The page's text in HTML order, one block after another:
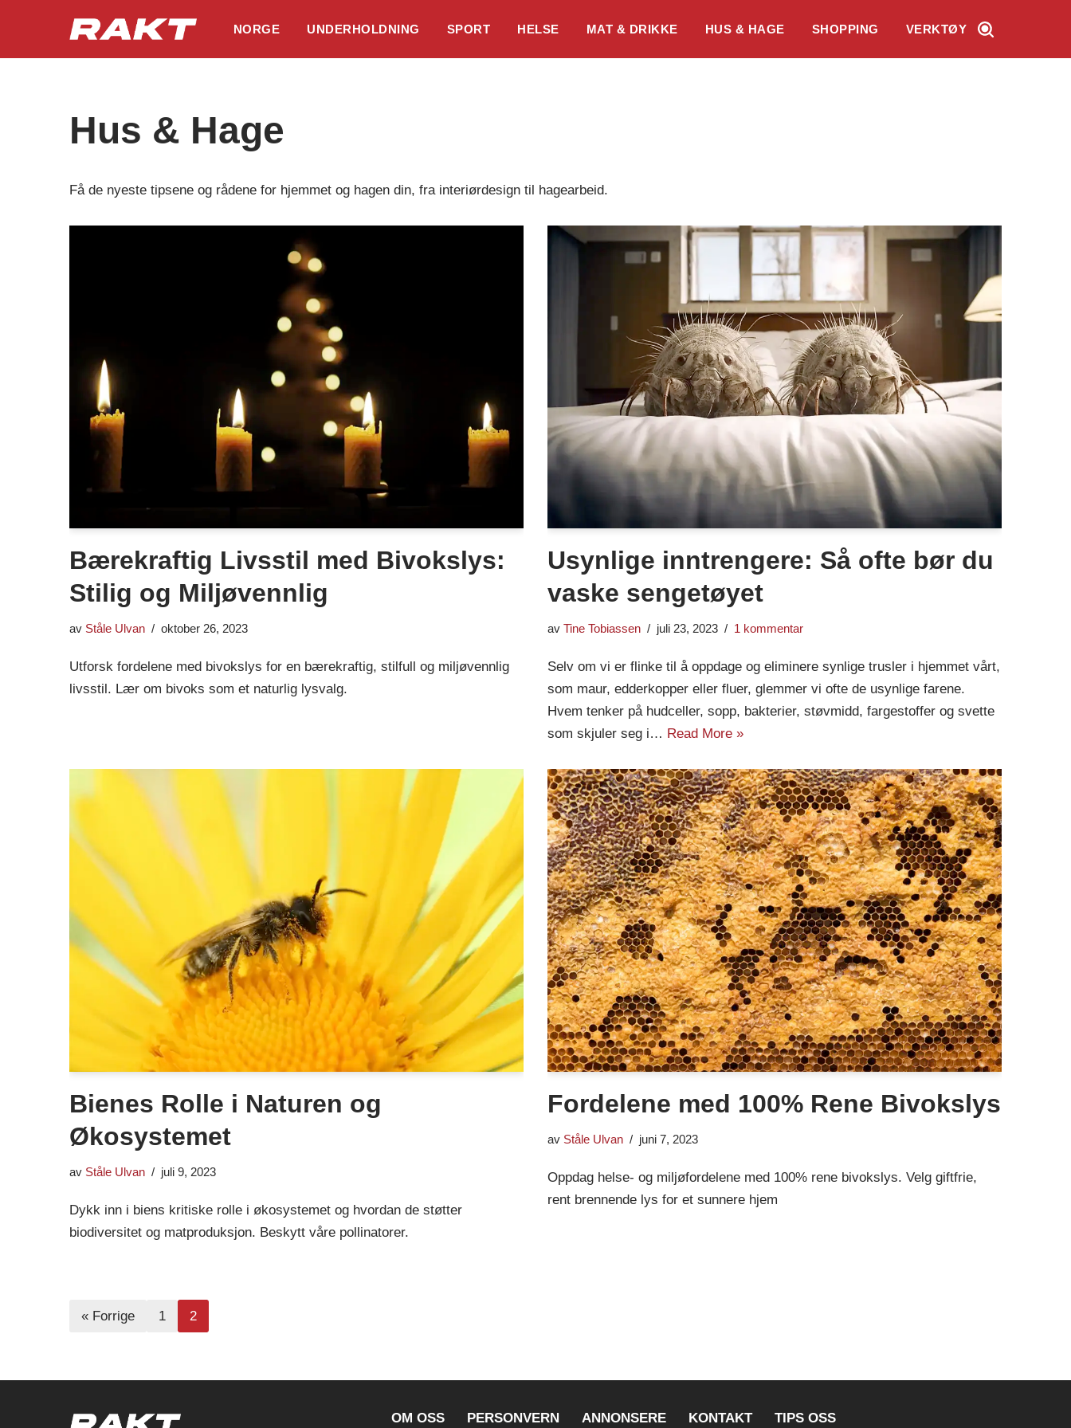
NORGE UNDERHOLDNING SPORT HELSE MAT & DRIKKE HUS & HAGE SHOPPING VERKTØY
Hus & Hage
Få de nyeste tipsene og rådene for hjemmet og hagen din, fra interiørdesign til hagearbeid.
Bærekraftig Livsstil med Bivokslys:
Stilig og Miljøvennlig
av Ståle Ulvan oktober 26, 2023
Utforsk fordelene med bivokslys for en bærekraftig, stilfull og miljøvennlig
livsstil. Lær om bivoks som et naturlig lysvalg.
Usynlige inntrengere: Så ofte bør du
vaske sengetøyet
av Tine Tobiassen juli 23, 2023 1 kommentar
Selv om vi er flinke til å oppdage og eliminere synlige trusler i hjemmet vårt,
som maur, edderkopper eller fluer, glemmer vi ofte de usynlige farene.
Hvem tenker på hudceller, sopp, bakterier, støvmidd, fargestoffer og svette
som skjuler seg i… Read More »
Bienes Rolle i Naturen og
Økosystemet
av Ståle Ulvan juli 9, 2023
Dykk inn i biens kritiske rolle i økosystemet og hvordan de støtter
biodiversitet og matproduksjon. Beskytt våre pollinatorer.
Fordelene med 100% Rene Bivokslys
av Ståle Ulvan juni 7, 2023
Oppdag helse- og miljøfordelene med 100% rene bivokslys. Velg giftfrie,
rent brennende lys for et sunnere hjem
« Forrige 1 2
OM OSS PERSONVERN ANNONSERE KONTAKT TIPS OSS